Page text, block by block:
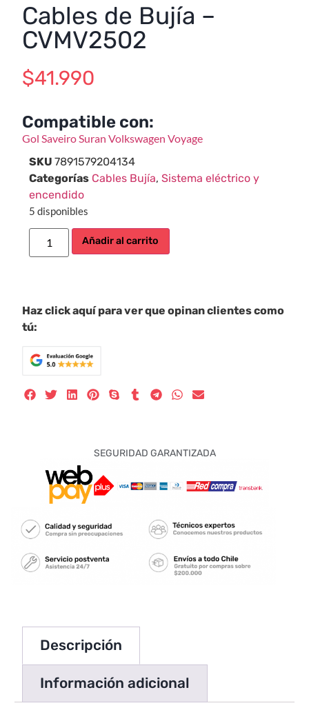
Cables de Bujía –
CVMV2502
$41.990
Compatible con:
Gol SaveiroSuran Volkswagen Voyage
SKU 7891579204134
Categorías Cables Bujía, Sistema eléctrico y
encendido
5 disponibles
Añadir al carrito
Haz click aquí para ver que opinan clientes como
tú:
SEGURIDAD GARANTIZADA
Descripción
Información adicional